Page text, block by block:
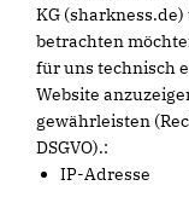
KG
betrachten
für uns technisch
Website
gewährleisten
DSGVO).:
IP-Adresse